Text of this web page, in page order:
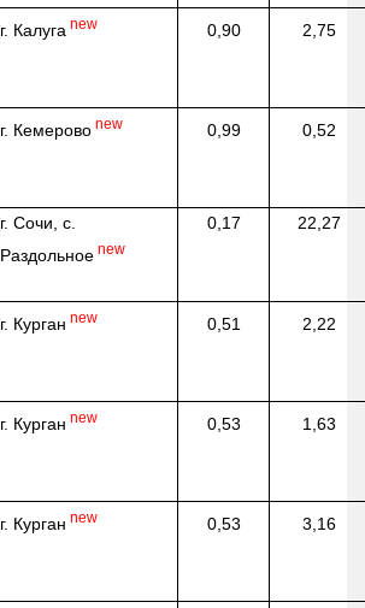
г. Калуга new 0,90 2,75
г. Кемерово new 0,99 0,52
г. Сочи, с.
Раздольное new
0,17 22,27
г. Курган new 0,51 2,22
г. Курган new 0,53 1,63
г. Курган new 0,53 3,16